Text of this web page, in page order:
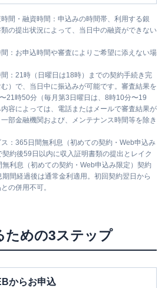
間・融資時間：申込みの時間帯、利用する銀
の提出状況によって、当日中の融資ができない
：お申込時間や審査によりご希望に添えない場
：21時（日曜日は18時）までの契約手続き完
）で、当日中に振込みが可能です。審査結果を
21時50分（毎月第3日曜日は、8時10分〜19
容によっては、電話またはメールで審査結果が
部金融機関および、メンテナンス時間等を除き
：365日間無利息（初めての契約・Web申込み
約後59日以内に収入証明書類の提出とレイク
利息（初めての契約・Web申込み限定）契約
間経過後は通常金利適用。初回契約翌日から
の併用不可。
ための3ステップ
からお申込